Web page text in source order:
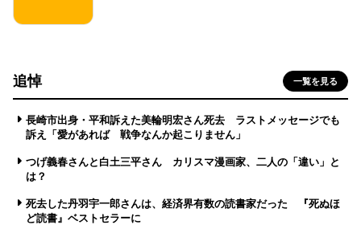
追悼 一覧を見る
長崎市出身・平和訴えた美輪明宏さん死去 ラストメッセージでも
訴え「愛があれば 戦争なんか起こりません」
つげ義春さんと白土三平さん カリスマ漫画家、二人の「違い」と
は？
死去した丹羽宇一郎さんは、経済界有数の読書家だった 『死ぬほ
ど読書』ベストセラーに